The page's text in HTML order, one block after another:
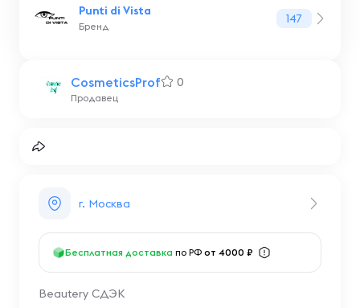
CosmeticsProf 0
Продавец
Punti di Vista
Бренд
147
г. Москва
Бесплатная доставка по РФ от 4000 ₽
Beautery СДЭК